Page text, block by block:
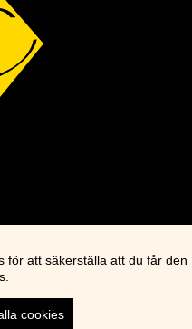
för att säkerställa att du får den
cookies